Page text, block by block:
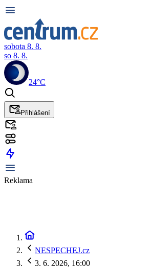
sobota 8. 8.
so 8. 8.
24°C
Přihlášení
Reklama
NESPECHEJ.cz
3. 6. 2026, 16:00